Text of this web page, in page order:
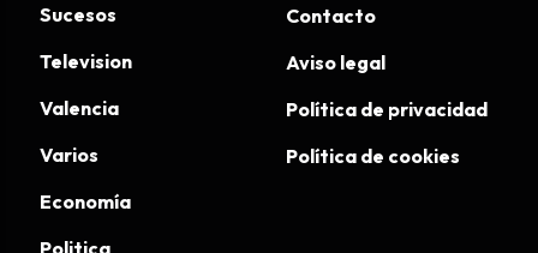
Sucesos
Television
Valencia
Varios
Economía
Politica
Contacto
Aviso legal
Política de privacidad
Política de cookies